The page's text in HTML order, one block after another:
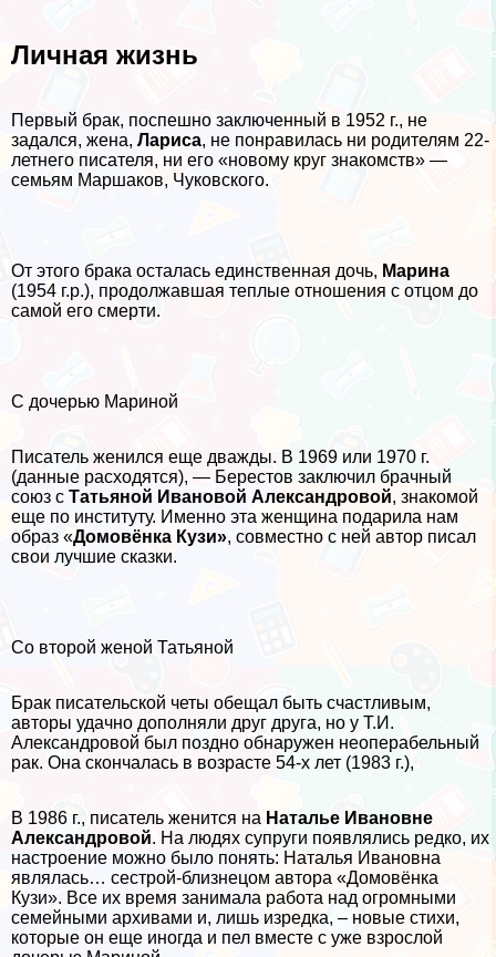
Личная жизнь
Первый бpaк, поспешно заключенный в 1952 г., не
задался, жена, Лариса, не понравилась ни родителям 22-
летнего писателя, ни его «новому круг знакомств» —
семьям Маршаков, Чуковского.
От этого бpaка осталась единственная дочь, Марина
(1954 г.р.), продолжавшая теплые отношения с отцом до
самой его cмepти.
С дочерью Мариной
Писатель женился еще дважды. В 1969 или 1970 г.
(данные расходятся), — Берестов заключил брачный
союз с Татьяной Ивановой Александровой, знакомой
еще по институту. Именно эта женщина подарила нам
образ «Домовёнка Кузи», совместно с ней автор писал
свои лучшие сказки.
Со второй женой Татьяной
Бpaк писательской четы обещал быть счастливым,
авторы удачно дополняли друг друга, но у Т.И.
Александровой был поздно обнаружен неоперабельный
paк. Она скончалась в возрасте 54-х лет (1983 г.),
В 1986 г., писатель женится на Наталье Ивановне
Александровой. На людях супруги появлялись редко, их
настроение можно было понять: Наталья Ивановна
являлась… сестрой-близнецом автора «Домовёнка
Кузи». Все их время занимала работа над огромными
семейными архивами и, лишь изредка, – новые стихи,
которые он еще иногда и пел вместе с уже взрослой